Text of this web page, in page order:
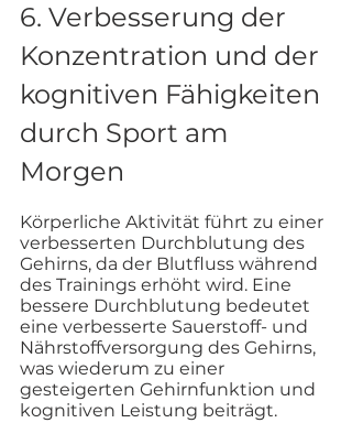
6. Verbesserung der
Konzentration und der
kognitiven Fähigkeiten
durch Sport am
Morgen
Körperliche Aktivität führt zu einer
verbesserten Durchblutung des
Gehirns, da der Blutfluss während
des Trainings erhöht wird. Eine
bessere Durchblutung bedeutet
eine verbesserte Sauerstoff- und
Nährstoffversorgung des Gehirns,
was wiederum zu einer
gesteigerten Gehirnfunktion und
kognitiven Leistung beiträgt.